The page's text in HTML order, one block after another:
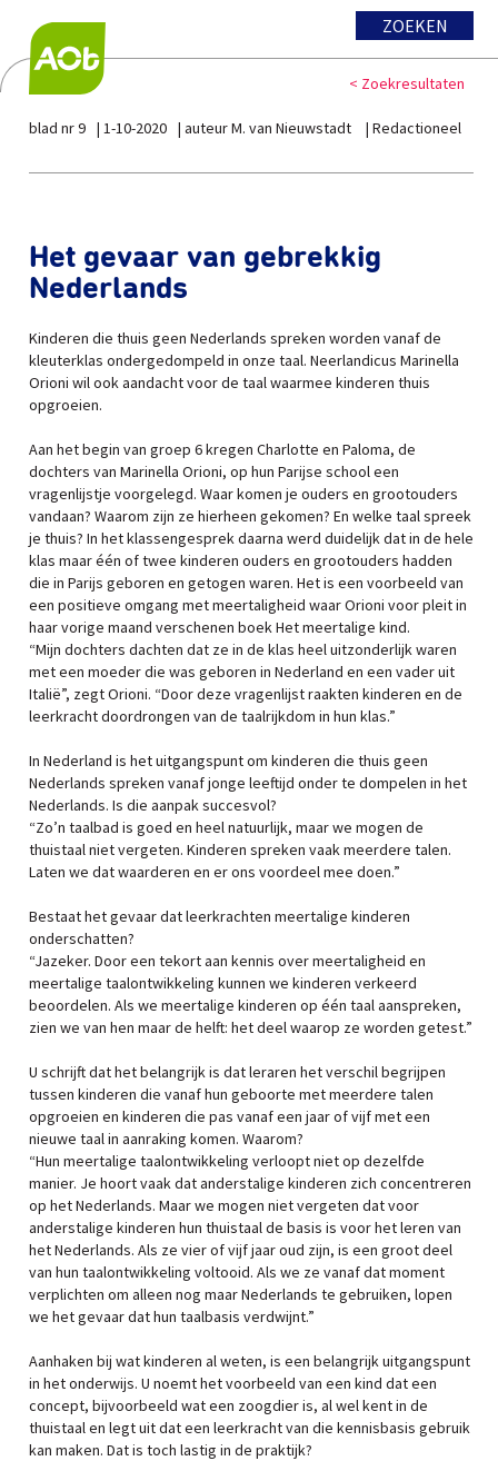
ZOEKEN
< Zoekresultaten
blad nr 9 1-10-2020 auteur M. van Nieuwstadt Redactioneel
Het gevaar van gebrekkig
Nederlands
Kinderen die thuis geen Nederlands spreken worden vanaf de
kleuterklas ondergedompeld in onze taal. Neerlandicus Marinella
Orioni wil ook aandacht voor de taal waarmee kinderen thuis
opgroeien.
Aan het begin van groep 6 kregen Charlotte en Paloma, de
dochters van Marinella Orioni, op hun Parijse school een
vragenlijstje voorgelegd. Waar komen je ouders en grootouders
vandaan? Waarom zijn ze hierheen gekomen? En welke taal spreek
je thuis? In het klassengesprek daarna werd duidelijk dat in de hele
klas maar één of twee kinderen ouders en grootouders hadden
die in Parijs geboren en getogen waren. Het is een voorbeeld van
een positieve omgang met meertaligheid waar Orioni voor pleit in
haar vorige maand verschenen boek Het meertalige kind.
“Mijn dochters dachten dat ze in de klas heel uitzonderlijk waren
met een moeder die was geboren in Nederland en een vader uit
Italië”, zegt Orioni. “Door deze vragenlijst raakten kinderen en de
leerkracht doordrongen van de taalrijkdom in hun klas.”
In Nederland is het uitgangspunt om kinderen die thuis geen
Nederlands spreken vanaf jonge leeftijd onder te dompelen in het
Nederlands. Is die aanpak succesvol?
“Zo’n taalbad is goed en heel natuurlijk, maar we mogen de
thuistaal niet vergeten. Kinderen spreken vaak meerdere talen.
Laten we dat waarderen en er ons voordeel mee doen.”
Bestaat het gevaar dat leerkrachten meertalige kinderen
onderschatten?
“Jazeker. Door een tekort aan kennis over meertaligheid en
meertalige taalontwikkeling kunnen we kinderen verkeerd
beoordelen. Als we meertalige kinderen op één taal aanspreken,
zien we van hen maar de helft: het deel waarop ze worden getest.”
U schrijft dat het belangrijk is dat leraren het verschil begrijpen
tussen kinderen die vanaf hun geboorte met meerdere talen
opgroeien en kinderen die pas vanaf een jaar of vijf met een
nieuwe taal in aanraking komen. Waarom?
“Hun meertalige taalontwikkeling verloopt niet op dezelfde
manier. Je hoort vaak dat anderstalige kinderen zich concentreren
op het Nederlands. Maar we mogen niet vergeten dat voor
anderstalige kinderen hun thuistaal de basis is voor het leren van
het Nederlands. Als ze vier of vijf jaar oud zijn, is een groot deel
van hun taalontwikkeling voltooid. Als we ze vanaf dat moment
verplichten om alleen nog maar Nederlands te gebruiken, lopen
we het gevaar dat hun taalbasis verdwijnt.”
Aanhaken bij wat kinderen al weten, is een belangrijk uitgangspunt
in het onderwijs. U noemt het voorbeeld van een kind dat een
concept, bijvoorbeeld wat een zoogdier is, al wel kent in de
thuistaal en legt uit dat een leerkracht van die kennisbasis gebruik
kan maken. Dat is toch lastig in de praktijk?